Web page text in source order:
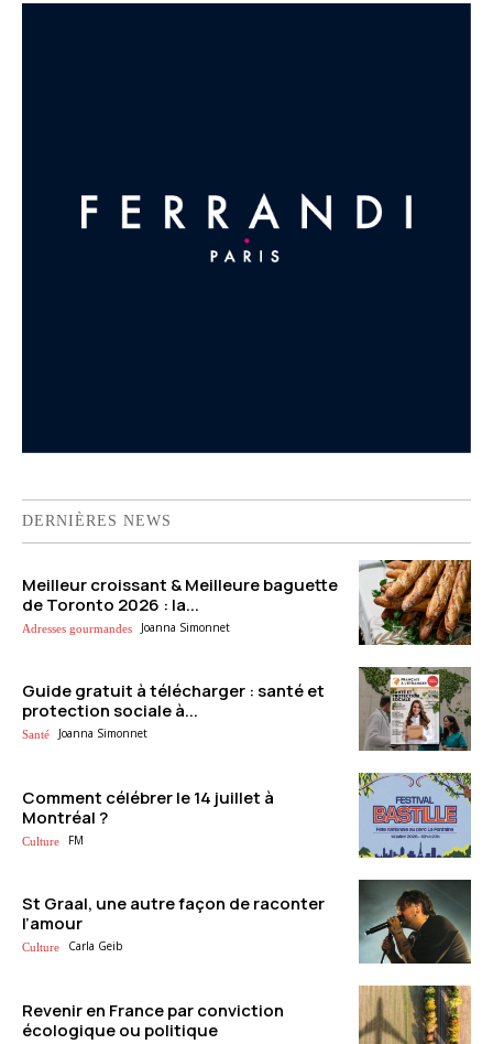
DERNIÈRES NEWS
Meilleur croissant & Meilleure baguette
de Toronto 2026 : la...
Adresses gourmandes Joanna Simonnet
Guide gratuit à télécharger : santé et
protection sociale à...
Santé Joanna Simonnet
Comment célébrer le 14 juillet à
Montréal ?
Culture FM
St Graal, une autre façon de raconter
l’amour
Culture Carla Geib
Revenir en France par conviction
écologique ou politique